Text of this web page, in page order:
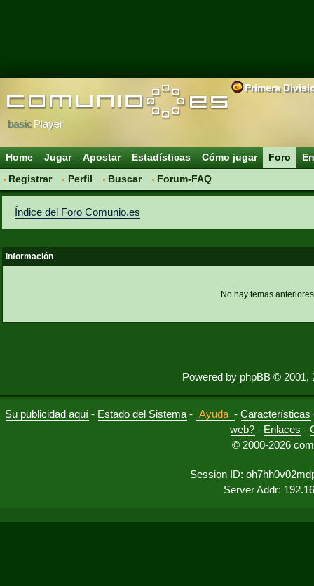
Primera
basicPlayer
Home Jugar Apostar Estadísticas Cómo jugar
Foro
Registrar
Perfil Buscar Forum-FAQ
Índice del Foro Comunio.es
Información
No hay temas
Powered by phpBB © 2001,
Su publicidad aquí - Estado del Sistema - Ayuda -Características
web? - Enlaces -
© 2000-2026
Session ID:
Server Addr: